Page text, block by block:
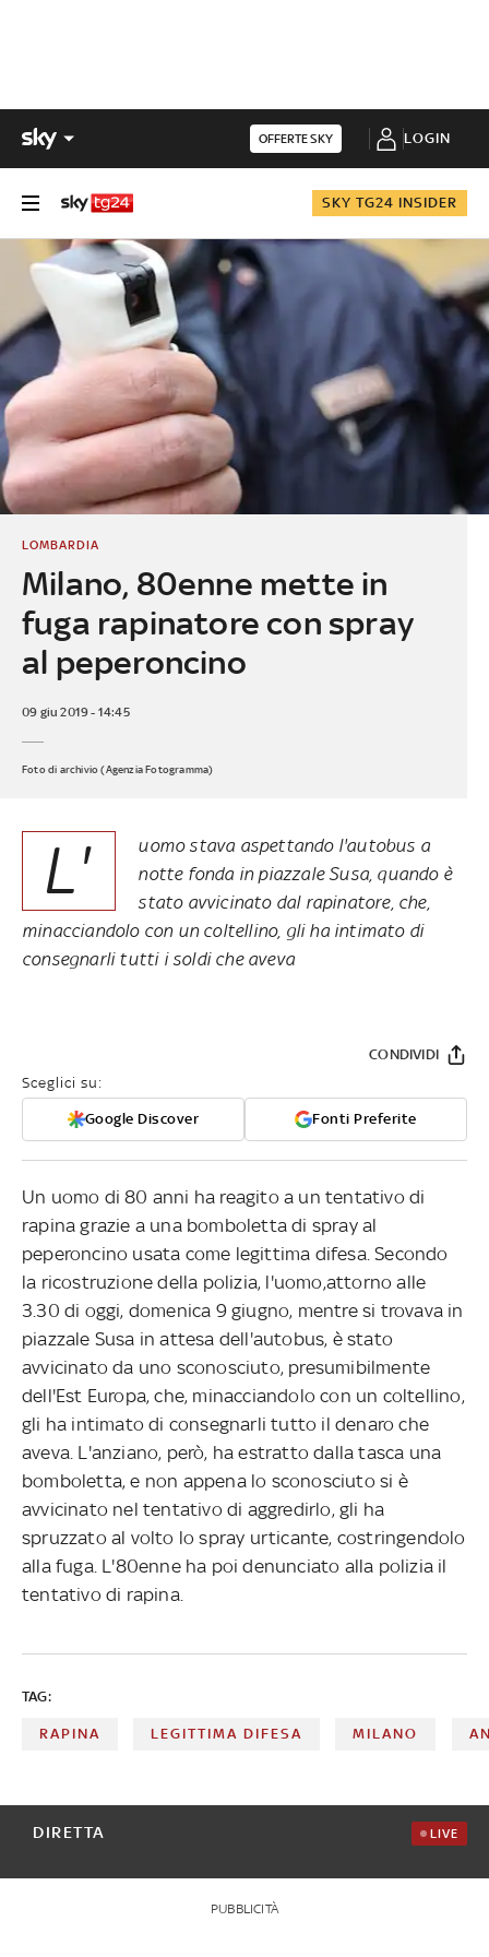
OFFERTE SKY LOGIN
SKY TG24 INSIDER
Milano, 80enne mette in
fuga rapinatore con spray
al peperoncino
LOMBARDIA
09 giu 2019 - 14:45
Foto di archivio (Agenzia Fotogramma)
L'
uomo stava aspettando l'autobus a
notte fonda in piazzale Susa, quando è
stato avvicinato dal rapinatore, che,
minacciandolo con un coltellino, gli ha intimato di
consegnarli tutti i soldi che aveva
Sceglici su:
Google Discover Fonti Preferite
CONDIVIDI
Un uomo di 80 anni ha reagito a un tentativo di
rapina grazie a una bomboletta di spray al
peperoncino usata come legittima difesa. Secondo
la ricostruzione della polizia, l'uomo,attorno alle
3.30 di oggi, domenica 9 giugno, mentre si trovava in
piazzale Susa in attesa dell'autobus, è stato
avvicinato da uno sconosciuto, presumibilmente
dell'Est Europa, che, minacciandolo con un coltellino,
gli ha intimato di consegnarli tutto il denaro che
aveva. L'anziano, però, ha estratto dalla tasca una
bomboletta, e non appena lo sconosciuto si è
avvicinato nel tentativo di aggredirlo, gli ha
spruzzato al volto lo spray urticante, costringendolo
alla fuga. L'80enne ha poi denunciato alla polizia il
tentativo di rapina.
TAG:
RAPINA LEGITTIMA DIFESA MILANO
DIRETTA LIVE
PUBBLICITÀ